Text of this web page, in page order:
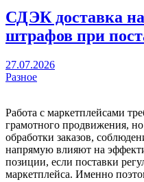
СДЭК доставка
штрафов при
27.07.2026
Разное
Работа с маркетплейсами
грамотного продвижения,
обработки заказов,
напрямую влияют на
позиции, если поставки
маркетплейса. Именно